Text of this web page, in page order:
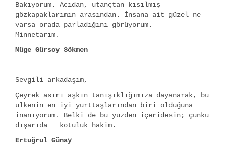
Bakıyorum. Acıdan, utançtan kısılmış
gözkapaklarımın arasından. İnsana ait güzel ne
varsa orada parladığını görüyorum.
Minnetarım.
Müge Gürsoy Sökmen
Sevgili arkadaşım,
Çeyrek asırı aşkın tanışıklığımıza dayanarak, bu
ülkenin en iyi yurttaşlarından biri olduğuna
inanıyorum. Belki de bu yüzden içeridesin; çünkü
dışarıda kötülük hakim.
Ertuğrul Günay